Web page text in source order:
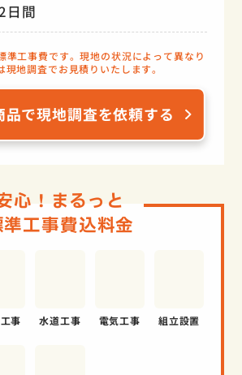
日間
準工事費です。現地の状況によって異なり
現地調査でお見積りいたします。
品で現地調査を依頼する
心！まるっと
工事費込料金
事 水道工事 電気工事 組立設置